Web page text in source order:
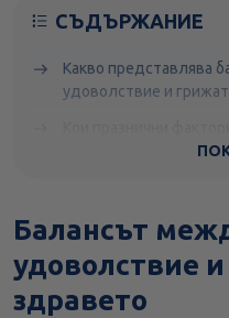
СЪДЪРЖАНИЕ
Какво представлява
удоволствие и
емоционалното ни
Как празничният
Кога е необходимо
Балансът
удоволствие
здравето